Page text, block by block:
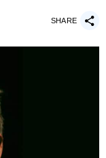
SHARE